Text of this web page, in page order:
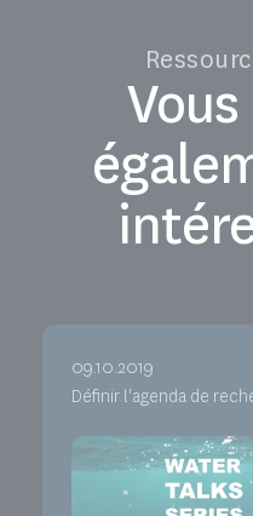
09.10.2019
Définir l'agenda de